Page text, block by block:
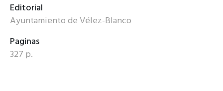
Editorial
Ayuntamiento de Vélez-Blanco
Paginas
327 p.